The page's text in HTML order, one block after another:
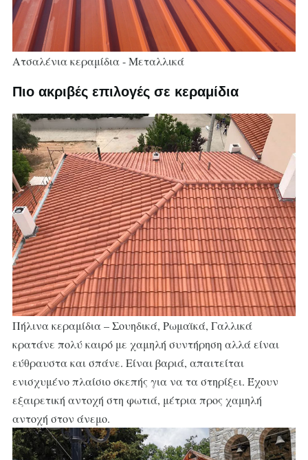
Ατσαλένια κεραμίδια - Μεταλλικά
Πιο ακριβές επιλογές σε κεραμίδια
Πήλινα κεραμίδια – Σουηδικά, Ρωμαϊκά, Γαλλικά
κρατάνε πολύ καιρό με χαμηλή συντήρηση αλλά είναι
εύθραυστα και σπάνε. Είναι βαριά, απαιτείται
ενισχυμένο πλαίσιο σκεπής για να τα στηρίξει. Έχουν
εξαιρετική αντοχή στη φωτιά, μέτρια προς χαμηλή
αντοχή στον άνεμο.